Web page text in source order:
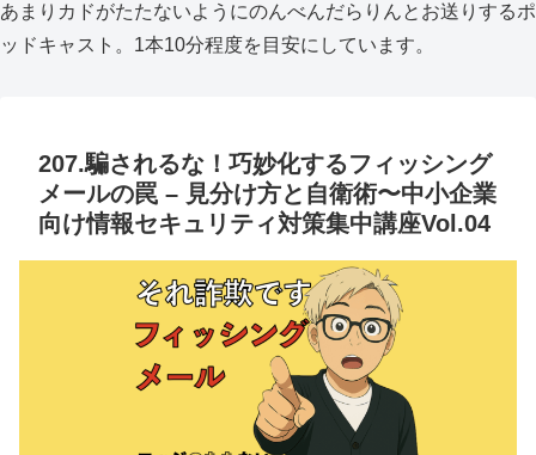
あまりカドがたたないようにのんべんだらりんとお送りするポ
ッドキャスト。1本10分程度を目安にしています。
207.騙されるな！巧妙化するフィッシング
メールの罠 – 見分け方と自衛術〜中小企業
向け情報セキュリティ対策集中講座Vol.04